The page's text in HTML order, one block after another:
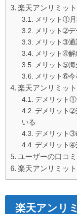
楽天アンリミッ
メリット①
メリット➁
メリット➂
メリット➃
メリット➄
メリット➅
楽天アンリミッ
デメリット①
デメリット➁
いる
デメリット
デメリット➃
ユーザーの口コミ
楽天アンリミッ
楽天アンリ